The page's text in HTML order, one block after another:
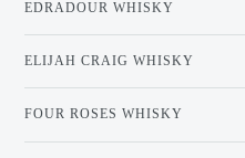
EDRADOUR WHISKY
ELIJAH CRAIG WHISKY
FOUR ROSES WHISKY